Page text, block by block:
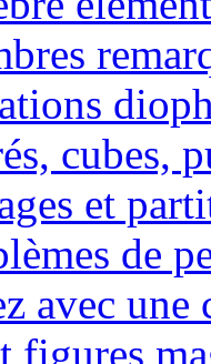
cubes,
et
de
avec une
figures